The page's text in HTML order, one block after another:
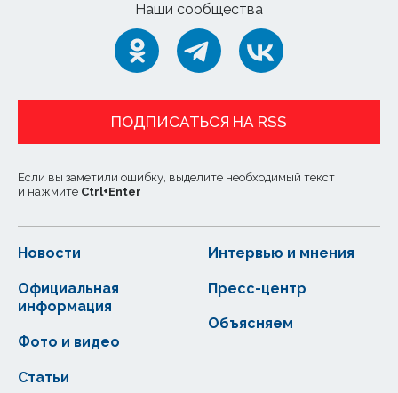
Наши сообщества
ПОДПИСАТЬСЯ НА RSS
Если вы заметили ошибку, выделите необходимый текст
и нажмите Ctrl+Enter
Новости
Статьи
Официальная
информация
Интервью и мнения
Фото и видео
Пресс-центр
Объясняем